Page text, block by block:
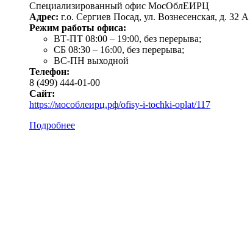
Специализированный офис МосОблЕИРЦ
Адрес: г.о. Сергиев Посад, ул. Вознесенская, д. 32 А
Режим работы офиса:
ВТ-ПТ 08:00 – 19:00, без перерыва;
СБ 08:30 – 16:00, без перерыва;
ВС-ПН выходной
Телефон:
8 (499) 444-01-00
Сайт:
https://мособлеирц.рф/ofisy-i-tochki-oplat/117
Подробнее